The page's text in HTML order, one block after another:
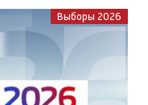
Выборы 2026